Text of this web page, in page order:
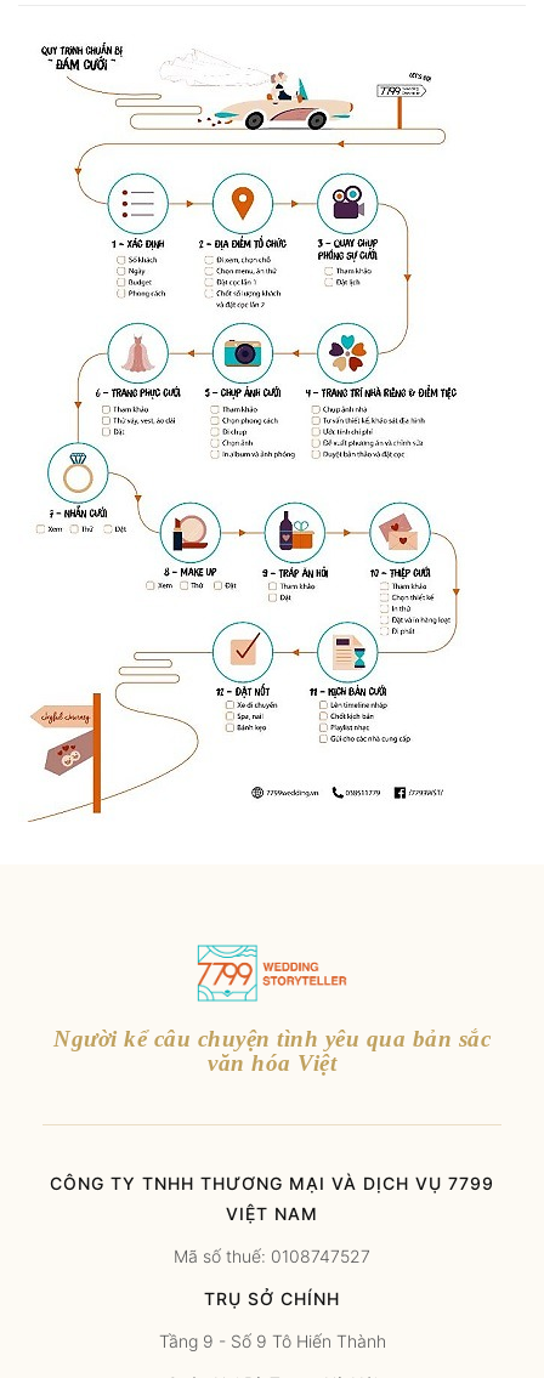
Người kể câu chuyện tình yêu qua bản sắc
văn hóa Việt
CÔNG TY TNHH THƯƠNG MẠI VÀ DỊCH VỤ 7799
VIỆT NAM
Mã số thuế: 0108747527
TRỤ SỞ CHÍNH
Tầng 9 - Số 9 Tô Hiến Thành